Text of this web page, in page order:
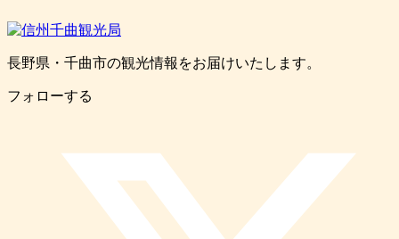
長野県・千曲市の観光情報をお届けいたします。
フォローする